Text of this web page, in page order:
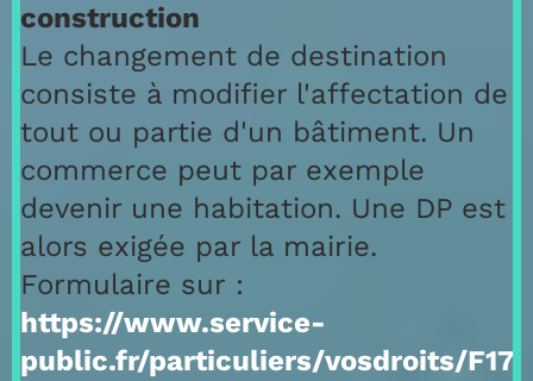
construction
Le changement de destination
consiste à modifier l'affectation de
tout ou partie d'un bâtiment. Un
commerce peut par exemple
devenir une habitation. Une DP est
alors exigée par la mairie.
Formulaire sur :
https://www.service-
public.fr/particuliers/vosdroits/